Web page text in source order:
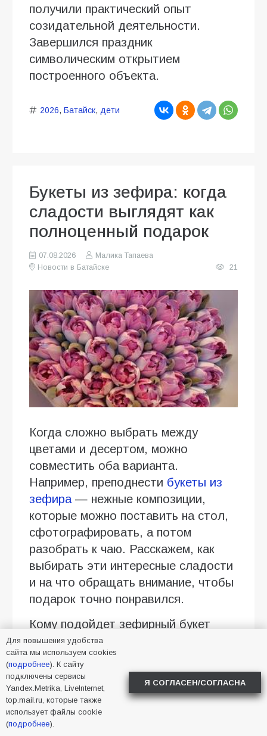
получили практический опыт
созидательной деятельности.
Завершился праздник
символическим открытием
построенного объекта.
2026, Батайск, дети
Букеты из зефира: когда
сладости выглядят как
полноценный подарок
07.08.2026
Малика Тапаева
Новости в Батайске
21
Когда сложно выбрать между
цветами и десертом, можно
совместить оба варианта.
Например, преподнести букеты из
зефира— нежные композиции,
которые можно поставить на стол,
сфотографировать, а потом
разобрать к чаю. Расскажем, как
выбирать эти интересные сладости
и на что обращать внимание, чтобы
подарок точно понравился.
Кому подойдет зефирный букет
Тем, кто любит мягкие десерты
Зефирный букет хорошо
воспринимается людьми, которые
выбирают легкие сладости вместо
плотных тортов с кремом. В
Для повышения удобства
сайта мы используем cookies
(подробнее). К сайту
подключены сервисы
Yandex.Metrika, LiveInternet,
top.mail.ru, которые также
использует файлы cookie
(подробнее).
Я СОГЛАСЕН/СОГЛАСНА